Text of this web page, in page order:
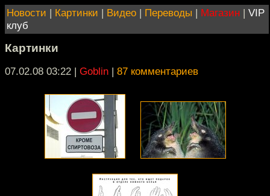
Новости | Картинки | Видео | Переводы | Магазин | VIP
клуб
Картинки
07.02.08 03:22 | Goblin | 87 комментариев